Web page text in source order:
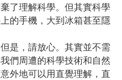
了理解科學。但其實科學
的手機，大到冰箱甚至隱
是，請放心。其實並不需
們周遭的科學技術和自然
外地可以用直覺理解，直